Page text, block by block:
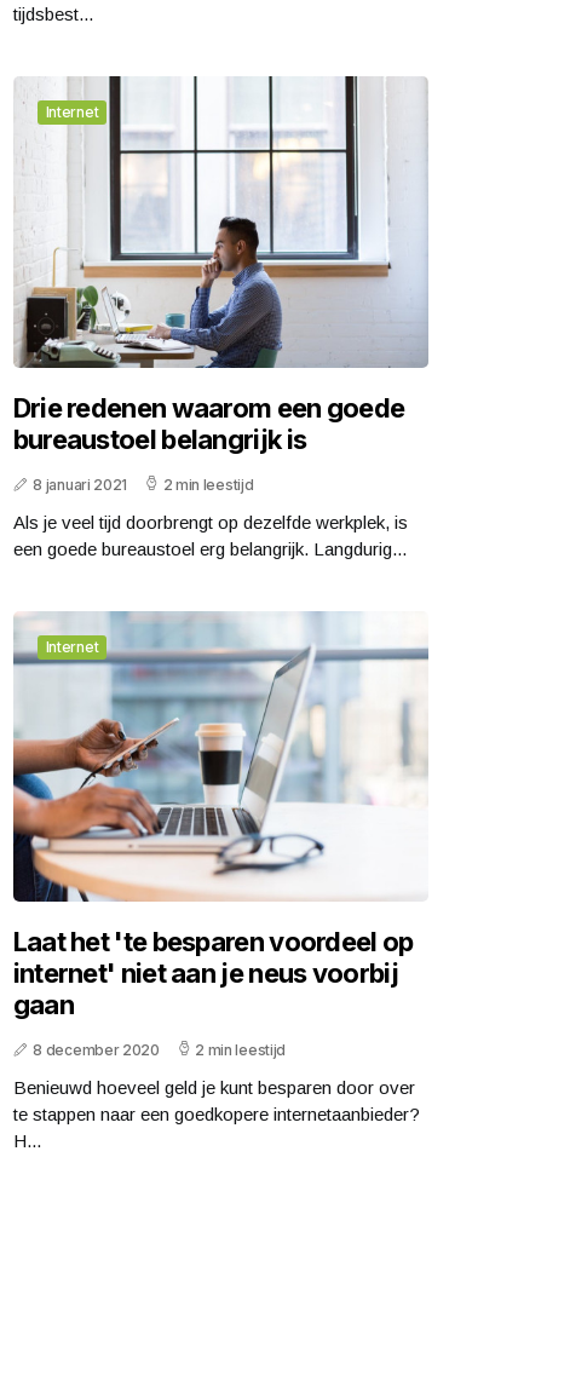
tijdsbest...
Internet
Drie redenen waarom een goede
bureaustoel belangrijk is
8 januari 2021 2 min leestijd
Als je veel tijd doorbrengt op dezelfde werkplek, is
een goede bureaustoel erg belangrijk. Langdurig...
Internet
Laat het 'te besparen voordeel op
internet' niet aan je neus voorbij
gaan
8 december 2020 2 min leestijd
Benieuwd hoeveel geld je kunt besparen door over
te stappen naar een goedkopere internetaanbieder?
H...